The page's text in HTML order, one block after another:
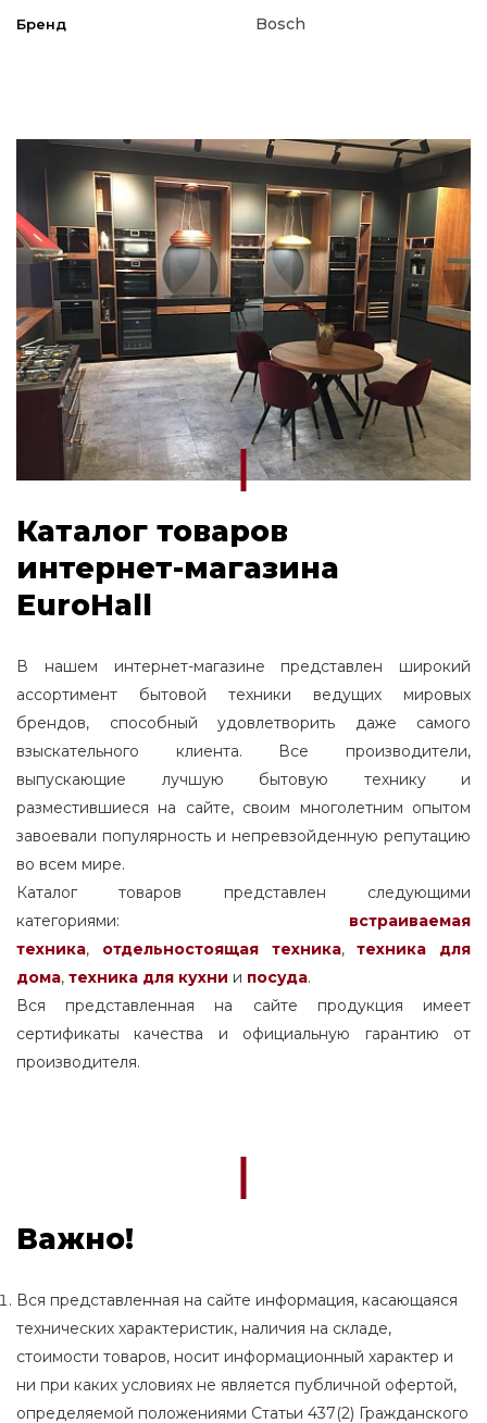
Бренд Bosch
Каталог товаров
интернет-магазина
EuroHall
В нашем интернет-магазине представлен широкий
ассортимент бытовой техники ведущих мировых
брендов, способный удовлетворить даже самого
взыскательного клиента. Все производители,
выпускающие лучшую бытовую технику и
разместившиеся на сайте, своим многолетним опытом
завоевали популярность и непревзойденную репутацию
во всем мире.
Каталог товаров представлен следующими
категориями: встраиваемая
техника, отдельностоящаятехника,
техника для
дома, техника для кухни и посуда.
Вся представленная на сайте продукция имеет
сертификаты качества и официальную гарантию от
производителя.
Важно!
Вся представленная на сайте информация, касающаяся
технических характеристик, наличия на складе,
стоимости товаров, носит информационный характер и
ни при каких условиях не является публичной офертой,
определяемой положениями Статьи 437(2) Гражданского